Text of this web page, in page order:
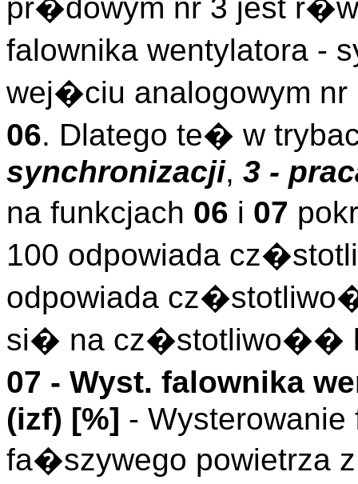
pr�dowym nr 3 jest
falownika wentylatora -
wej�ciu analogowym
06. Dlatego te� w
synchronizacji, 3 -
na funkcjach 06 i 07
100 odpowiada
odpowiada
si� na cz�stotliwo��
07 - Wyst. falownika
(izf) [%] -
fa�szywego powietrza